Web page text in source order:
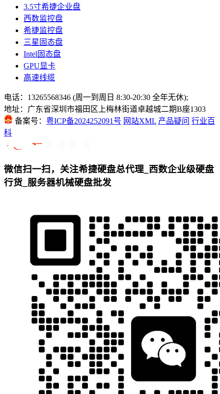
3.5寸希捷企业盘
西数监控盘
希捷监控盘
三星固态盘
Intel固态盘
GPU显卡
高速线缆
电话：13265568346 (周一到周日 8:30-20:30 全年无休);
地址：广东省深圳市福田区上梅林街道卓越城二期B座1303
备案号： 粤ICP备2024252091号 网站XML 产品疑问 行业百
科
微信扫一扫，关注希捷硬盘总代理_西数企业级硬盘
行货_服务器机械硬盘批发